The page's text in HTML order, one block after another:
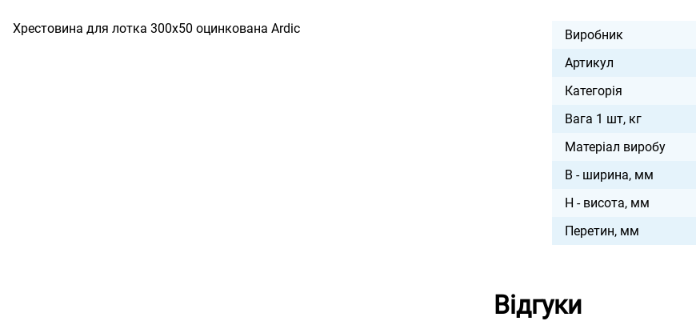
Хрестовина для лотка 300х50 оцинкована Ardic Виробник
Артикул
Категорія
Вага 1 шт, кг
Матеріал виробу
B - ширина, мм
H - висота, мм
Перетин, мм
Відгуки